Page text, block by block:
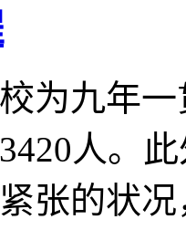
为九年
人。
张的状